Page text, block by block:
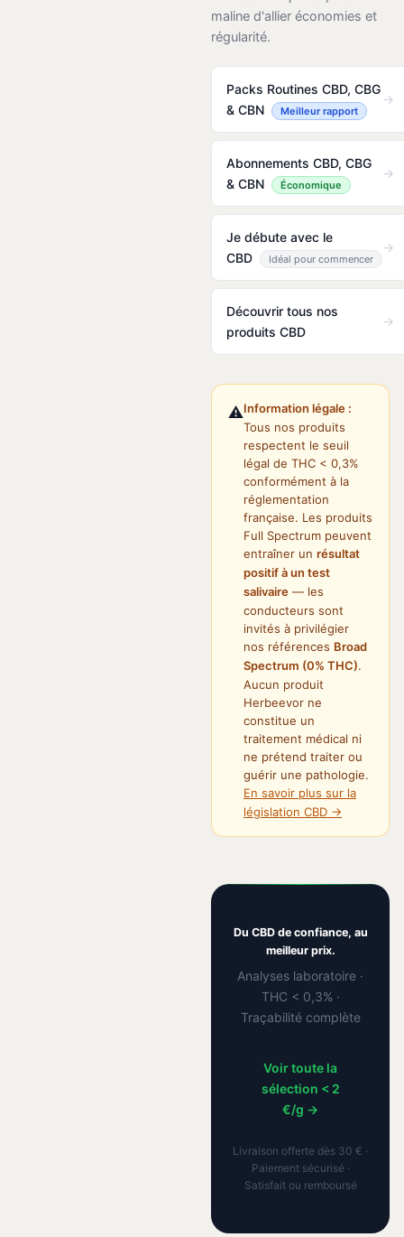
maline d'allier économies et
régularité.
Packs Routines CBD, CBG
& CBN
Meilleur rapport
→
Abonnements CBD, CBG
& CBN
Économique
→
Je débute avec le
CBD
Idéal pour commencer
→
Découvrir tous nos
produits CBD
→
⚠️Information légale :
Tous nos produits
respectent le seuil
légal de THC < 0,3%
conformément à la
réglementation
française. Les produits
Full Spectrum peuvent
entraîner un résultat
positif à un test
salivaire — les
conducteurs sont
invités à privilégier
nos références Broad
Spectrum (0% THC).
Aucun produit
Herbeevor ne
constitue un
traitement médical ni
ne prétend traiter ou
guérir une pathologie.
En savoir plus sur la
législation CBD →
Du CBD de confiance, au
meilleur prix.
Analyses laboratoire ·
THC < 0,3% ·
Traçabilité complète
Voir toute la
sélection < 2
€/g →
Livraison offerte dès 30 € ·
Paiement sécurisé ·
Satisfait ou remboursé